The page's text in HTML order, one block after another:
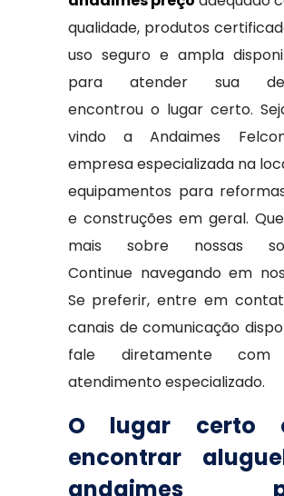
qualidade, produtos
uso seguro e ampla
para atender sua
encontrou o lugar certo.
vindo a Andaimes
empresa especializada na
equipamentos para
e construções em geral.
mais sobre nossas
Continue navegando em
Se preferir, entre em
canais de comunicação
fale diretamente com
atendimento especializado.
O lugar certo
encontrar
andaimes